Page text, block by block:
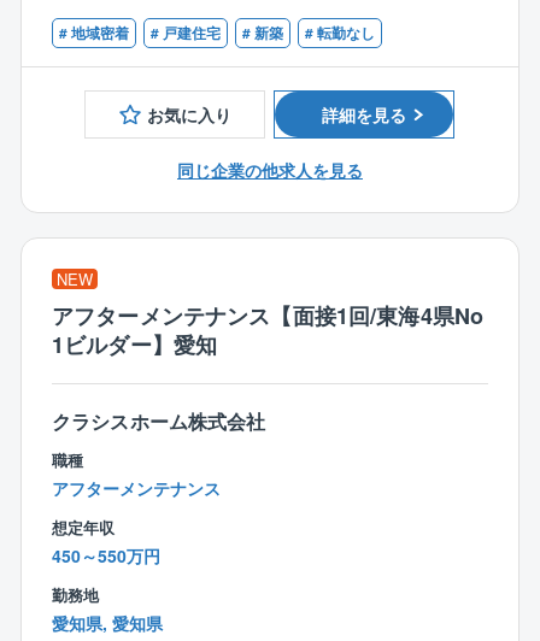
【具体的には】
◎営業・設計・インテリアコーディネーター等各担当
にしており、コミュニケーションの多い職場です。
■お客様との仕様打合せ
■近隣対応
【働き方】
■残業は平均約30時間/月
ワークライフバランスがとりやすい環境です。
■業界の当たり前に屈せず長く働き続けられる環境
創業者である社長自身、地元の中堅工務店で設計4年、
施工管理7年を経験後、脱サラして同社を創業。
自身が現場の当事者として様々な環境や立場を経験を
してきたからこそ、「会社員時代での嫌な想いや経験
を自身の会社では絶対繰り返したくない」という強い
# 地域密着 # 戸建住宅 # 新築 # 転勤なし
お気に入り 詳細を見る
同じ企業の他求人を見る
NEW
アフターメンテナンス【面接1回/東海4県No
1ビルダー】愛知
クラシスホーム株式会社
職種
アフターメンテナンス
想定年収
450～550万円
勤務地
愛知県, 愛知県